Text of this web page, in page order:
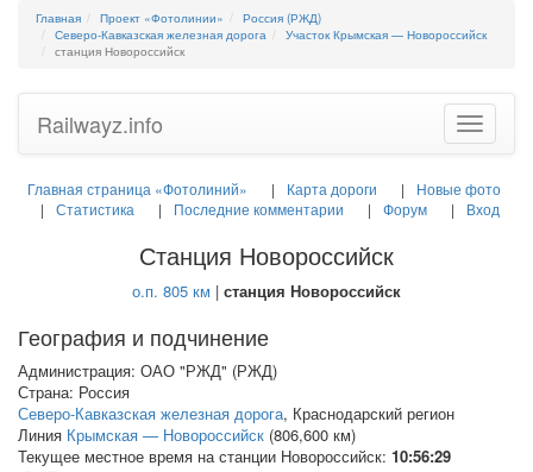
Главная Проект «Фотолинии»
Россия (РЖД)
Северо-Кавказская железная дорога
Участок Крымская — Новороссийск
станция Новороссийск
Toggle
Railwayz.info
Главная страница «Фотолиний» Карта дороги
Новые фото
Статистика
Последние комментарии Форум Вход
Станция Новороссийск
о.п. 805 км | станция Новороссийск
География и подчинение
Администрация: ОАО "РЖД" (РЖД)
Страна: Россия
Северо-Кавказская железная дорога, Краснодарский регион
Линия Крымская — Новороссийск (806,600 км)
Текущее местное время на станции Новороссийск: 10:56:30